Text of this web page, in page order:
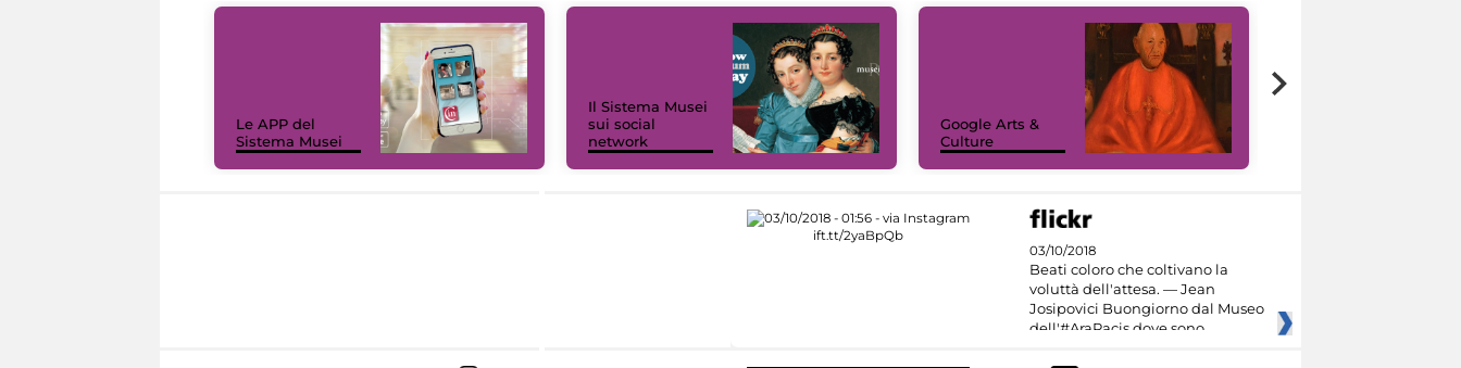
Le APP del
Sistema Musei
Il Sistema Musei
sui social
network
Google Arts &
Culture
03/10/2018
Beati coloro che coltivano la
voluttà dell'attesa. — Jean
Josipovici Buongiorno dal Museo
dell'#AraPacis dove sono